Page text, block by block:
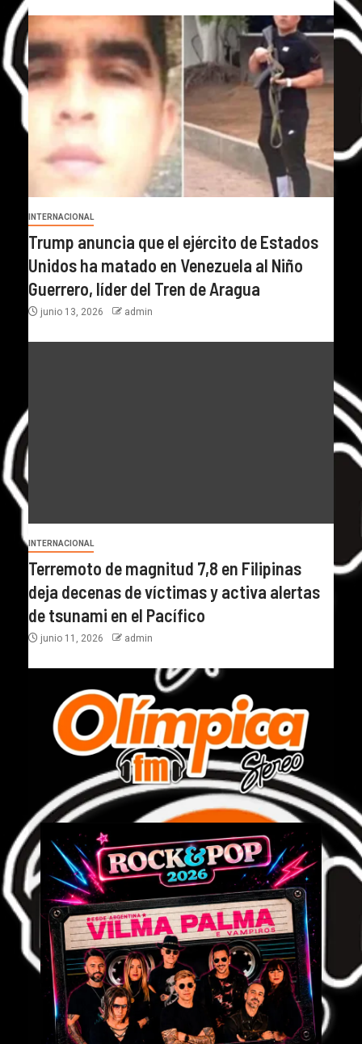
INTERNACIONAL
Trump anuncia que el ejército de Estados
Unidos ha matado en Venezuela al Niño
Guerrero, líder del Tren de Aragua
junio 13, 2026 admin
INTERNACIONAL
Terremoto de magnitud 7,8 en Filipinas
deja decenas de víctimas y activa alertas
de tsunami en el Pacífico
junio 11, 2026 admin